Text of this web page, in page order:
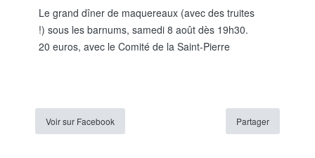
Le grand dîner de maquereaux (avec des truites
!) sous les barnums, samedi 8 août dès 19h30.
20 euros, avec le Comité de la Saint-Pierre
Voir sur Facebook Partager